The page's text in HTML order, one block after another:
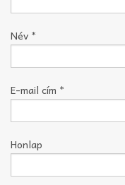
Név *
E-mail cím *
Honlap